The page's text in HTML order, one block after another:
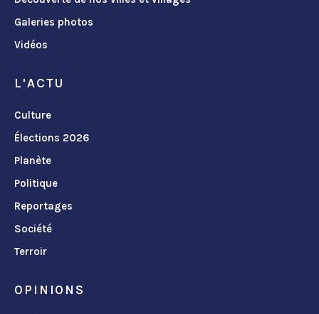
Galeries photos
Vidéos
L'ACTU
Culture
Élections 2026
Planète
Politique
Reportages
Société
Terroir
OPINIONS